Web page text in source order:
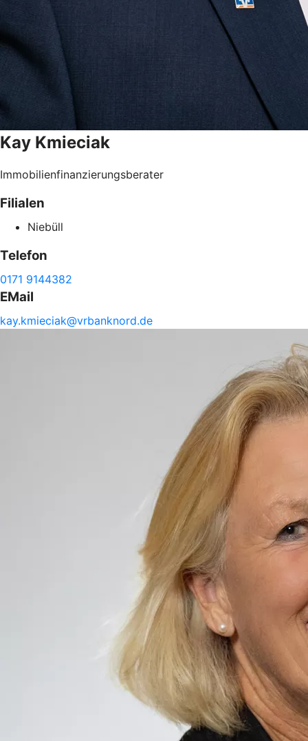
Kay Kmieciak
Immobilienfinanzierungsberater
Filialen
Niebüll
Telefon
0171 9144382
EMail
kay.kmieciak@vrbanknord.de